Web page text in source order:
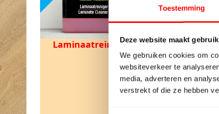
Toestemming
Deze website maakt
We gebruiken cookies om
websiteverkeer te
media, adverteren en
verstrekt of die ze hebben
Laminaatreiniger